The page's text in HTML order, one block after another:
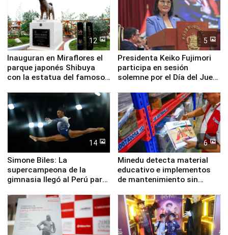
12
Inauguran en Miraflores el
parque japonés Shibuya
con la estatua del famoso
5
Presidenta Keiko Fujimori
participa en sesión
solemne por el Día del Juez
14
Simone Biles: La
supercampeona de la
gimnasia llegó al Perú para
Panamericanos Lima 2027
6
Minedu detecta material
educativo e implementos
de mantenimiento sin
la UGEL 2